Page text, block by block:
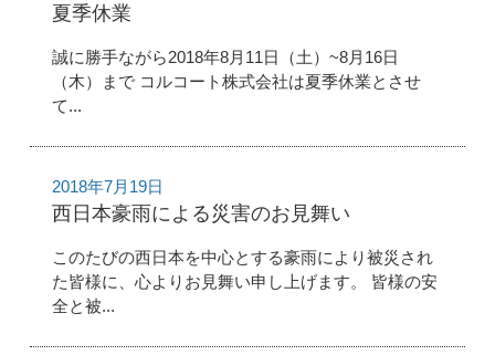
夏季休業
誠に勝手ながら2018年8月11日（土）~8月16日
（木）まで コルコート株式会社は夏季休業とさせ
て...
2018年7月19日
西日本豪雨による災害のお見舞い
このたびの西日本を中心とする豪雨により被災され
た皆様に、心よりお見舞い申し上げます。 皆様の安
全と被...